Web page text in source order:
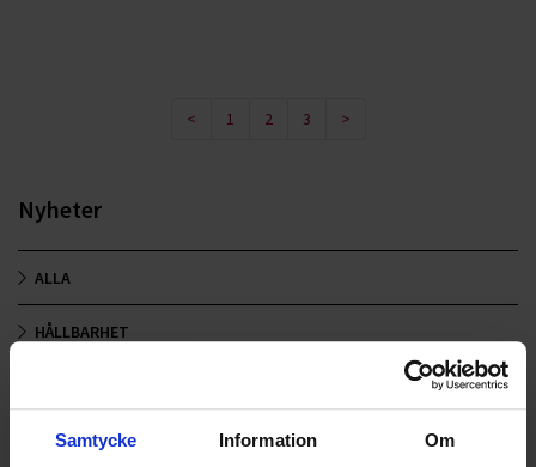
Samtycke Information Om
< 1 2 3 >
Nyheter
ALLA
HÅLLBARHET
NYA UPPDRAG